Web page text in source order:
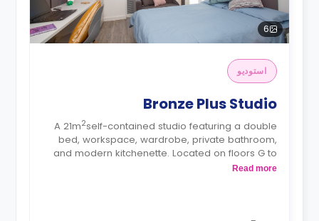
6
استوديو
Bronze Plus Studio
A 21m2self-contained studio featuring a double
bed, workspace, wardrobe, private bathroom,
and modern kitchenette. Located on floors G to
the 7th.
Read more